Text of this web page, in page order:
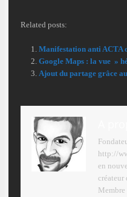
Related posts:
Manifestation anti ACTA
Google Maps : la vue »
Ajout du partage grâce
http://
en
créateur
Membre